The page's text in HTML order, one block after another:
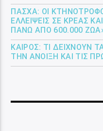
ΠΆΣΧΑ: ΟΙ
ΕΛΛΕΊΨΕΙΣ ΣΕ ΚΡΈΑΣ
ΠΆΝΩ ΑΠΌ 600.000
ΚΑΙΡΌΣ: ΤΙ ΔΕΊΧΝΟΥΝ
ΤΗΝ ΆΝΟΙΞΗ ΚΑΙ ΤΙΣ